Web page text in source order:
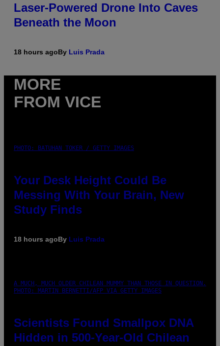
Laser-Powered Drone Into Caves
Beneath the Moon
18 hours agoBy Luis Prada
MORE
FROM VICE
PHOTO: BATUHAN TOKER / GETTY IMAGES
Your Desk Height Could Be
Messing With Your Brain, New
Study Finds
18 hours agoBy Luis Prada
A MUCH, MUCH OLDER CHILEAN MUMMY THAN THOSE IN QUESTION.
PHOTO: MARTIN BERNETTI/AFP VIA GETTY IMAGES
Scientists Found Smallpox DNA
Hidden in 500-Year-Old Chilean